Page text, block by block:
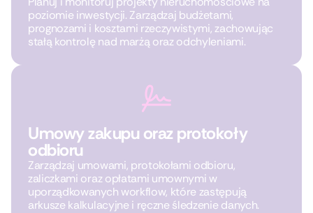
poziomie inwestycji. Zarządzaj budżetami,
prognozami i kosztami rzeczywistymi, zachowując
stałą kontrolę nad marżą oraz odchyleniami.
Umowy zakupu oraz protokoły
odbioru
Zarządzaj umowami, protokołami odbioru,
zaliczkami oraz opłatami umownymi w
uporządkowanych workflow, które zastępują
arkusze kalkulacyjne i ręczne śledzenie danych.